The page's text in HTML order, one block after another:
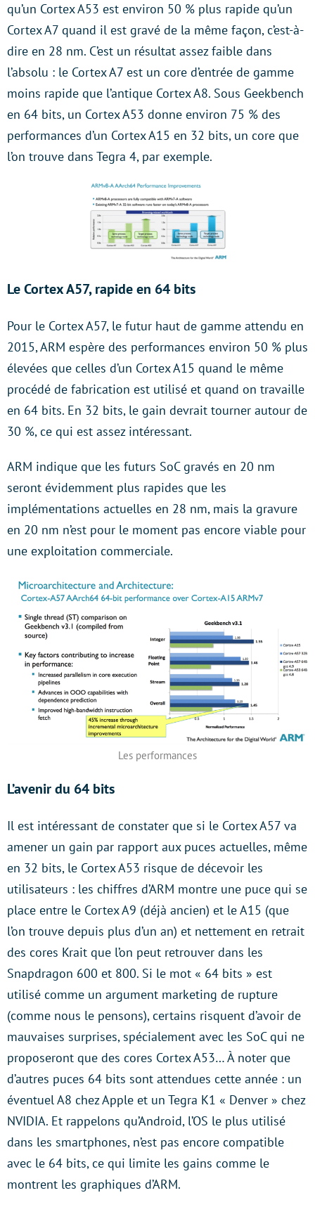
qu’un Cortex A53 est environ 50 % plus rapide qu’un
Cortex A7 quand il est gravé de la même façon, c’est-à-
dire en 28 nm. C’est un résultat assez faible dans
l’absolu : le Cortex A7 est un core d’entrée de gamme
moins rapide que l’antique Cortex A8. Sous Geekbench
en 64 bits, un Cortex A53 donne environ 75 % des
performances d’un Cortex A15 en 32 bits, un core que
l’on trouve dans Tegra 4, par exemple.
Le Cortex A57, rapide en 64 bits
Pour le Cortex A57, le futur haut de gamme attendu en
2015, ARM espère des performances environ 50 % plus
élevées que celles d’un Cortex A15 quand le même
procédé de fabrication est utilisé et quand on travaille
en 64 bits. En 32 bits, le gain devrait tourner autour de
30 %, ce qui est assez intéressant.
ARM indique que les futurs SoC gravés en 20 nm
seront évidemment plus rapides que les
implémentations actuelles en 28 nm, mais la gravure
en 20 nm n’est pour le moment pas encore viable pour
une exploitation commerciale.
Les performances
L’avenir du 64 bits
Il est intéressant de constater que si le Cortex A57 va
amener un gain par rapport aux puces actuelles, même
en 32 bits, le Cortex A53 risque de décevoir les
utilisateurs : les chiffres d’ARM montre une puce qui se
place entre le Cortex A9 (déjà ancien) et le A15 (que
l’on trouve depuis plus d’un an) et nettement en retrait
des cores Krait que l’on peut retrouver dans les
Snapdragon 600 et 800. Si le mot « 64 bits » est
utilisé comme un argument marketing de rupture
(comme nous le pensons), certains risquent d’avoir de
mauvaises surprises, spécialement avec les SoC qui ne
proposeront que des cores Cortex A53… À noter que
d’autres puces 64 bits sont attendues cette année : un
éventuel A8 chez Apple et un Tegra K1 « Denver » chez
NVIDIA. Et rappelons qu’Android, l’OS le plus utilisé
dans les smartphones, n’est pas encore compatible
avec le 64 bits, ce qui limite les gains comme le
montrent les graphiques d’ARM.